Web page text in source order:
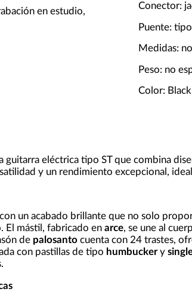
en estudio,
Conector:
Puente:
Medidas:
Peso: no
Color:
guitarra eléctrica tipo ST que combina
y un rendimiento excepcional,
un acabado brillante que no solo
El mástil, fabricado en arce, se une al
de palosantocuenta con 24 trastes,
con pastillas de tipo humbuckery